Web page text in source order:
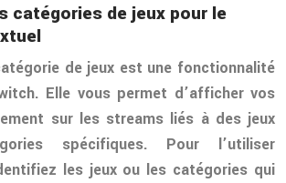
catégories de jeux pour le
de jeux est une fonctionnalité
Elle vous permet d’afficher vos
sur les streams liés à des jeux
spécifiques. Pour l’utiliser
les jeux ou les catégories qui